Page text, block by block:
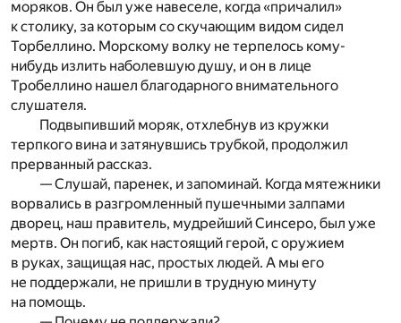
моряков. Он был уже навеселе, когда «причалил»
к столику, за которым со скучающим видом сидел
Торбеллино. Морскому волку не терпелось кому-
нибудь излить наболевшую душу, и он в лице
Тробеллино нашел благодарного внимательного
слушателя.
Подвыпивший моряк, отхлебнув из кружки
терпкого вина и затянувшись трубкой, продолжил
прерванный рассказ.
— Слушай, паренек, и запоминай. Когда мятежники
ворвались в разгромленный пушечными залпами
дворец, наш правитель, мудрейший Синсеро, был уже
мертв. Он погиб, как настоящий герой, с оружием
в руках, защищая нас, простых людей. А мы его
не поддержали, не пришли в трудную минуту
на помощь.